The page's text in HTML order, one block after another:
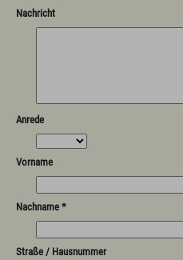
Nachricht
Anrede
Vorname
Nachname *
Straße / Hausnummer